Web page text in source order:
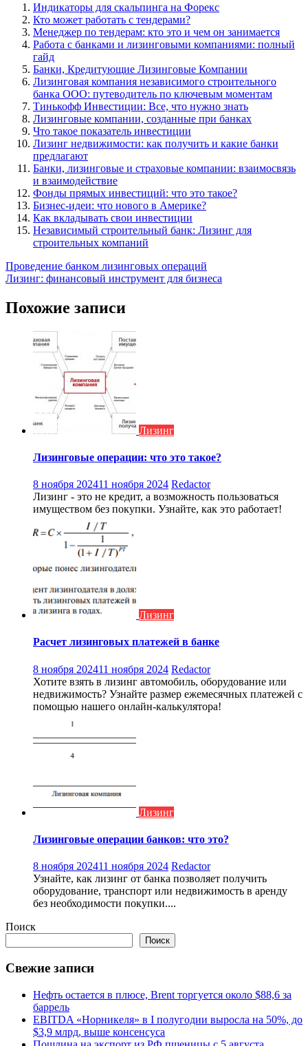
Индикаторы для скальпинга на Форекс
Кто может работать с тендерами?
Менеджер по тендерам: кто это и чем он занимается
Работа с банками и лизинговыми компаниями: полный
гайд
Банки, Кредитующие Лизинговые Компании
Лизинговая компания независимого строительного
банка ООО: путеводитель по ключевым моментам
Тинькофф Инвестиции: Все, что нужно знать
Лизинговые компании, созданные при банках
Что такое показатель инвестиции
Лизинг недвижимости: как получить и какие банки
предлагают
Банки, лизинговые и страховые компании: взаимосвязь
и взаимодействие
Фонды прямых инвестиций: что это такое?
Бизнес-идеи: что нового в Америке?
Как вкладывать свои инвестиции
Независимый строительный банк: Лизинг для
строительных компаний
Навигация
по
записям
Проведение банком лизинговых операций
Лизинг: финансовый инструмент для бизнеса
Похожие записи
Лизинг
Лизинговые операции: что это такое?
8 ноября 202411 ноября 2024 Redactor
Лизинг - это не кредит, а возможность пользоваться
имуществом без покупки. Узнайте, как это работает!
Лизинг
Расчет лизинговых платежей в банке
8 ноября 202411 ноября 2024 Redactor
Хотите взять в лизинг автомобиль, оборудование или
недвижимость? Узнайте размер ежемесячных платежей с
помощью нашего онлайн-калькулятора!
Лизинг
Лизинговые операции банков: что это?
8 ноября 202411 ноября 2024 Redactor
Узнайте, как лизинг от банка позволяет получить
оборудование, транспорт или недвижимость в аренду
без необходимости покупки....
Поиск
Поиск
Свежие записи
Нефть остается в плюсе, Brent торгуется около $88,6 за
баррель
EBITDA «Норникеля» в I полугодии выросла на 50%, до
$3,9 млрд, выше консенсуса